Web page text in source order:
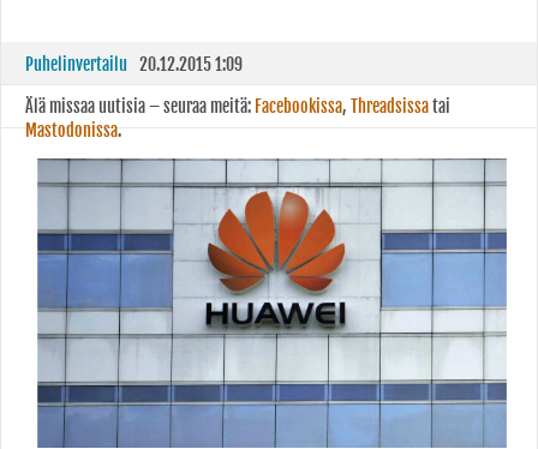
Puhelinvertailu 20.12.2015 1:09
Älä missaa uutisia – seuraa meitä: Facebookissa, Threadsissatai
Mastodonissa.